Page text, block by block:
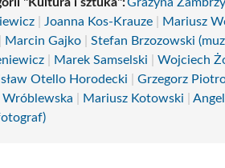
Joanna Kos-Krauze Mariusz
Marcin Gajko |Stefan Brzozowski
Marek Samselski |Wojciech
Otello Horodecki |Grzegorz
Wróblewska Mariusz Kotowski |